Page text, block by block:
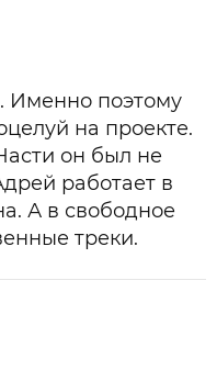
Именно поэтому
на проекте.
он был не
работает в
А в свободное
треки.